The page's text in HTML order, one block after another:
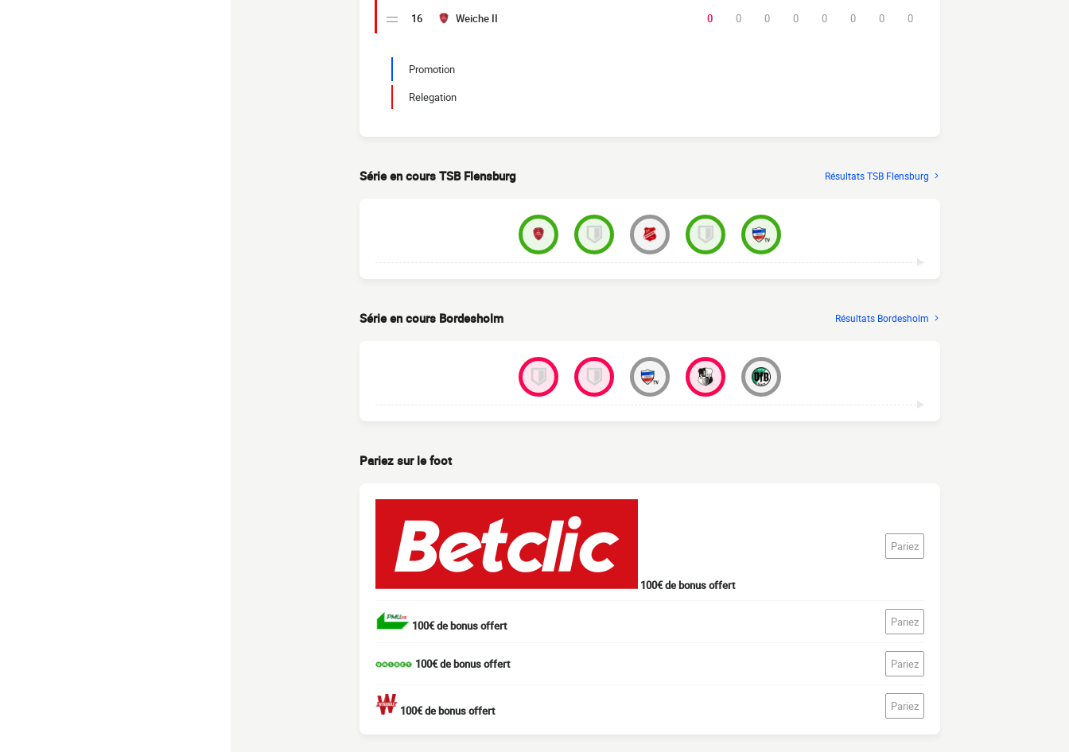
16 Weiche II 0 0 0 0 0 0 0 0
Promotion
Relegation
Série en cours TSB Flensburg Résultats TSB Flensburg
Série en cours Bordesholm Résultats Bordesholm
Pariez sur le foot
100€ de bonus offert
Pariez
100€ de bonus offert Pariez
100€ de bonus offert Pariez
100€ de bonus offert Pariez